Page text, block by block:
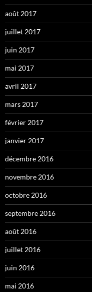
août 2017
juillet 2017
juin 2017
mai 2017
avril 2017
mars 2017
février 2017
janvier 2017
décembre 2016
novembre 2016
octobre 2016
septembre 2016
août 2016
juillet 2016
juin 2016
mai 2016